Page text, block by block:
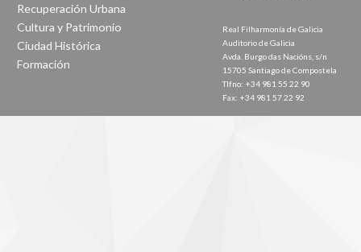
Recuperación Urbana
Cultura y Patrimonio
Ciudad Histórica
Formación
Real Filharmonía de Galicia
Auditorio de Galicia
Avda. Burgo das Nacións, s/n
15705 Santiago de Compostela
Tlfno: +34 981 55 22 90
Fax: +34 981 57 22 92